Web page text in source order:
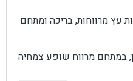
פרטי עם 7 בקתות עץ מרווחות, בריכה ומתחם
במתחם מרווח שופע צמחיה